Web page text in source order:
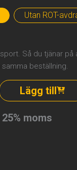
Utan ROT-
Så du tjänar på
beställning.
Lägg till
moms